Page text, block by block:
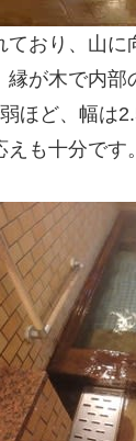
おり、山に
が木で内
ほど、幅は
も十分です。